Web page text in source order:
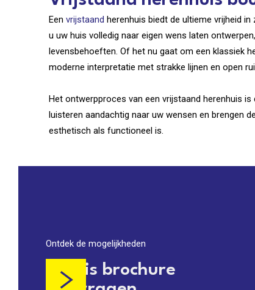
Een vrijstaand herenhuis biedt de ultieme vrijheid
u uw huis volledig naar eigen wens laten
levensbehoeften. Of het nu gaat om een klassiek
moderne interpretatie met strakke lijnen en open
Het ontwerpproces van een vrijstaand herenhuis
luisteren aandachtig naar uw wensen en brengen
esthetisch als functioneel is.
Ontdek de mogelijkheden
Gratis brochure